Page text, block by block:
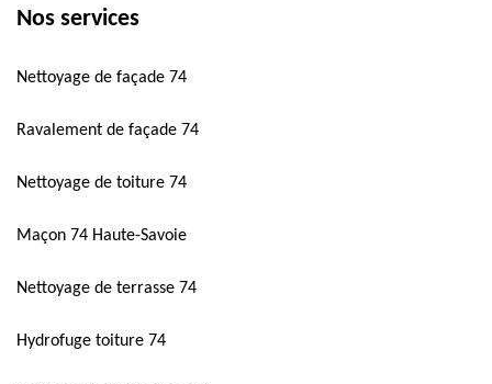
Nos services
Nettoyage de façade 74
Ravalement de façade 74
Nettoyage de toiture 74
Maçon 74 Haute-Savoie
Nettoyage de terrasse 74
Hydrofuge toiture 74